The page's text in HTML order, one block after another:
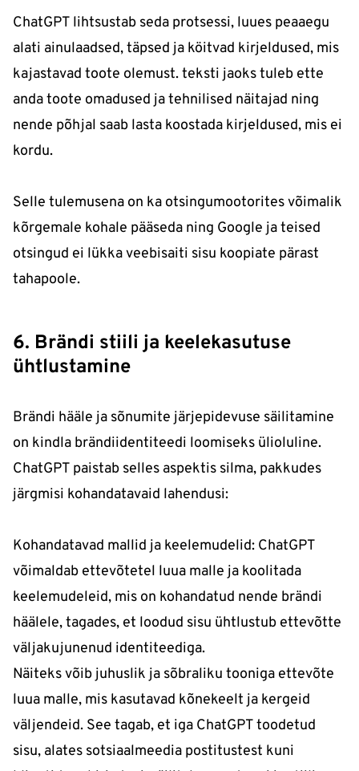
ChatGPT lihtsustab seda protsessi, luues peaaegu
alati ainulaadsed, täpsed ja köitvad kirjeldused, mis
kajastavad toote olemust. teksti jaoks tuleb ette
anda toote omadused ja tehnilised näitajad ning
nende põhjal saab lasta koostada kirjeldused, mis ei
kordu.
Selle tulemusena on ka otsingumootorites võimalik
kõrgemale kohale pääseda ning Google ja teised
otsingud ei lükka veebisaiti sisu koopiate pärast
tahapoole.
6. Brändi stiili ja keelekasutuse
ühtlustamine
Brändi hääle ja sõnumite järjepidevuse säilitamine
on kindla brändiidentiteedi loomiseks ülioluline.
ChatGPT paistab selles aspektis silma, pakkudes
järgmisi kohandatavaid lahendusi:
Kohandatavad mallid ja keelemudelid: ChatGPT
võimaldab ettevõtetel luua malle ja koolitada
keelemudeleid, mis on kohandatud nende brändi
häälele, tagades, et loodud sisu ühtlustub ettevõtte
väljakujunenud identiteediga.
Näiteks võib juhuslik ja sõbraliku tooniga ettevõte
luua malle, mis kasutavad kõnekeelt ja kergeid
väljendeid. See tagab, et iga ChatGPT toodetud
sisu, alates sotsiaalmeedia postitustest kuni